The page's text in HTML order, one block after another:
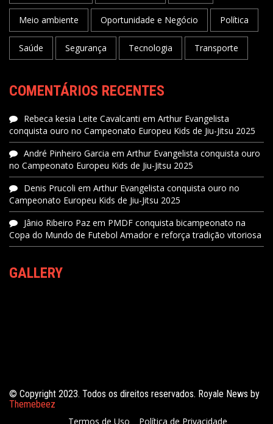
Meio ambiente Oportunidade e Negócio Política
Saúde Segurança Tecnologia Transporte
COMENTÁRIOS RECENTES
Rebeca kesia Leite Cavalcanti em Arthur Evangelista
conquista ouro no Campeonato Europeu Kids de Jiu-Jitsu 2025
André Pinheiro Garcia em Arthur Evangelista conquista ouro
no Campeonato Europeu Kids de Jiu-Jitsu 2025
Denis Prucoli em Arthur Evangelista conquista ouro no
Campeonato Europeu Kids de Jiu-Jitsu 2025
Jânio Ribeiro Paz em PMDF conquista bicampeonato na
Copa do Mundo de Futebol Amador e reforça tradição vitoriosa
GALLERY
© Copyright 2023. Todos os direitos reservados. Royale News by
Themebeez
Termos de Uso
Política de Privacidade